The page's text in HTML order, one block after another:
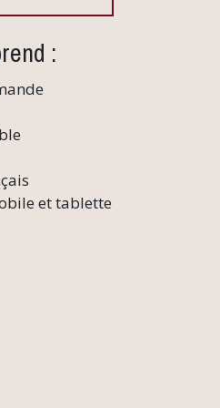
:
et tablette